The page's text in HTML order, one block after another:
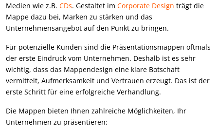
Medien wie z.B. CDs. Gestaltet im Corporate Design trägt die
Mappe dazu bei, Marken zu stärken und das
Unternehmensangebot auf den Punkt zu bringen.
Für potenzielle Kunden sind die Präsentationsmappen oftmals
der erste Eindruck vom Unternehmen. Deshalb ist es sehr
wichtig, dass das Mappendesign eine klare Botschaft
vermittelt, Aufmerksamkeit und Vertrauen erzeugt. Das ist der
erste Schritt für eine erfolgreiche Verhandlung.
Die Mappen bieten Ihnen zahlreiche Möglichkeiten, Ihr
Unternehmen zu präsentieren: